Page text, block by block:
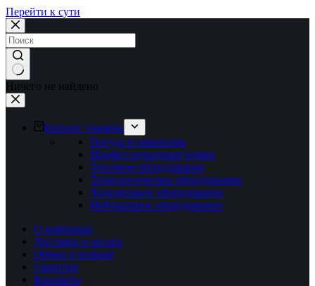
Перейти к сути
Ничего не найдено
Каталог товаров
Посуда и инвентарь
Профессиональная химия
Тепловое оборудование
Технологическое оборудование
Холодильное оборудование
Нейтральное оборудование
О компании
Доставка и оплата
Обмен и возврат
Гарантия
Контакты